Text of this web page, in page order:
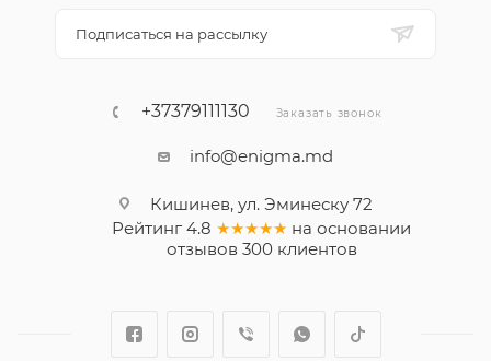
Подписаться на рассылку
+37379111130 Заказать звонок
info@enigma.md
Кишинев, ул. Эминеску 72
Рейтинг 4.8 ★★★★★ на основании
отзывов 300клиентов